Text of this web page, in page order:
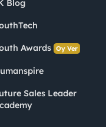
Blog
Awards Oy Ver
Sales Leader